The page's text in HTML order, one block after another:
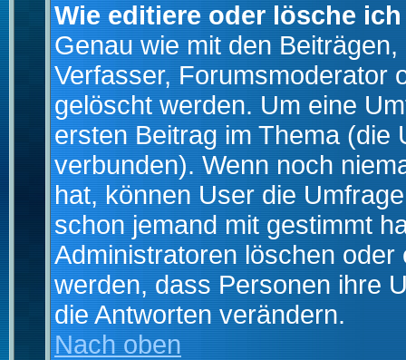
Wie editiere oder lösche
Genau wie mit den
Verfasser, Forumsmoderator
gelöscht werden. Um eine
ersten Beitrag im Thema (die
verbunden). Wenn noch
hat, können User die
schon jemand mit gestimmt
Administratoren löschen
werden, dass Personen ihre
die Antworten verändern.
Nach oben